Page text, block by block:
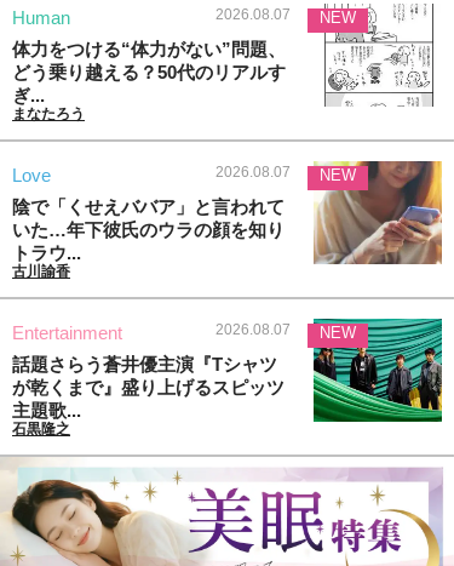
Human 2026.08.07
体力をつける“体力がない”問題、
どう乗り越える？50代のリアルす
ぎ...
まなたろう
NEW
Love 2026.08.07
陰で「くせえババア」と言われて
いた…年下彼氏のウラの顔を知り
トラウ...
古川諭香
NEW
Entertainment 2026.08.07
話題さらう蒼井優主演『Tシャツ
が乾くまで』盛り上げるスピッツ
主題歌...
石黒隆之
NEW